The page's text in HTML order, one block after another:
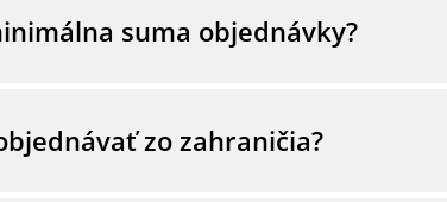
na bezplatnom telefónnom čísle +421 949 00
suma objednávky?
zo zahraničia?